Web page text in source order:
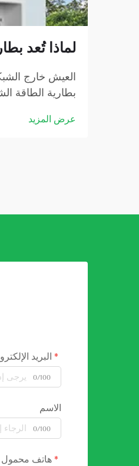
لماذا تُعد
العيش خارج
بطارية الطاقة
عرض المزيد
البريد
0/100
الاسم
0/100
هاتف محمول